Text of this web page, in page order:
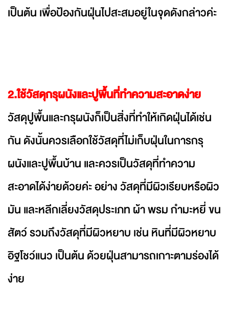
เป็นต้น เพื่อป้องกันฝุ่นไปสะสมอยู่ในจุดดังกล่าวค่ะ
2.ใช้วัสดุกรุผนังและปูพื้นที่ทำความสะอาดง่าย
วัสดุปูพื้นและกรุผนังก็เป็นสิ่งที่ทำให้เกิดฝุ่นได้เช่น
กัน ดังนั้นควรเลือกใช้วัสดุที่ไม่เก็บฝุ่นในการกรุ
ผนังและปูพื้นบ้าน และควรเป็นวัสดุที่ทำความ
สะอาดได้ง่ายด้วยค่ะ อย่าง วัสดุที่มีผิวเรียบหรือผิว
มัน และหลีกเลี่ยงวัสดุประเภท ผ้า พรม กำมะหยี่ ขน
สัตว์ รวมถึงวัสดุที่มีผิวหยาบ เช่น หินที่มีผิวหยาบ
อิฐโชว์แนว เป็นต้น ด้วยฝุ่นสามารถเกาะตามร่องได้
ง่าย